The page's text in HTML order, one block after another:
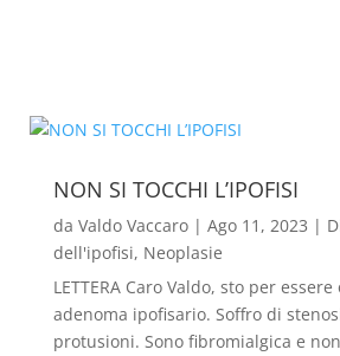
NON SI TOCCHI L’IPOFISI
da Valdo Vaccaro| Ago 11, 2023 |
dell'ipofisi, Neoplasie
LETTERA Caro Valdo, sto per
adenoma ipofisario. Soffro di
protusioni. Sono fibromialgica e